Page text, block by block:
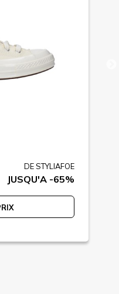
DE STYLIAFOE
JUSQU'A -65%